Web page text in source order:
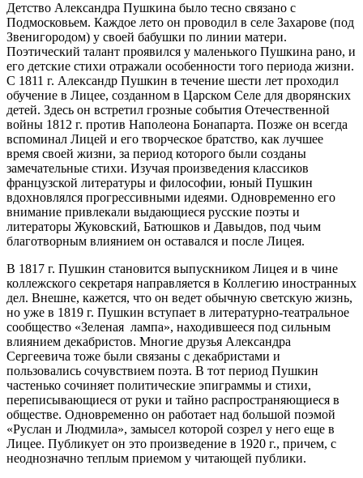
Детство Александра Пушкина было тесно связано с
Подмосковьем. Каждое лето он проводил в селе Захарове (под
Звенигородом) у своей бабушки по линии матери.
Поэтический талант проявился у маленького Пушкина рано, и
его детские стихи отражали особенности того периода жизни.
С 1811 г. Александр Пушкин в течение шести лет проходил
обучение в Лицее, созданном в Царском Селе для дворянских
детей. Здесь он встретил грозные события Отечественной
войны 1812 г. против Наполеона Бонапарта. Позже он всегда
вспоминал Лицей и его творческое братство, как лучшее
время своей жизни, за период которого были созданы
замечательные стихи. Изучая произведения классиков
французской литературы и философии, юный Пушкин
вдохновлялся прогрессивными идеями. Одновременно его
внимание привлекали выдающиеся русские поэты и
литераторы Жуковский, Батюшков и Давыдов, под чьим
благотворным влиянием он оставался и после Лицея.
В 1817 г. Пушкин становится выпускником Лицея и в чине
коллежского секретаря направляется в Коллегию иностранных
дел. Внешне, кажется, что он ведет обычную светскую жизнь,
но уже в 1819 г. Пушкин вступает в литературно-театральное
сообщество «Зеленая лампа», находившееся под сильным
влиянием декабристов. Многие друзья Александра
Сергеевича тоже были связаны с декабристами и
пользовались сочувствием поэта. В тот период Пушкин
частенько сочиняет политические эпиграммы и стихи,
переписывающиеся от руки и тайно распространяющиеся в
обществе. Одновременно он работает над большой поэмой
«Руслан и Людмила», замысел которой созрел у него еще в
Лицее. Публикует он это произведение в 1920 г., причем, с
неоднозначно теплым приемом у читающей публики.